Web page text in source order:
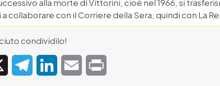
alla morte di Vittorini, cioè nel 1966, si
collaborare con il Corriere della Sera, quindi con La
condividilo!
TelegramLinkedIn Email